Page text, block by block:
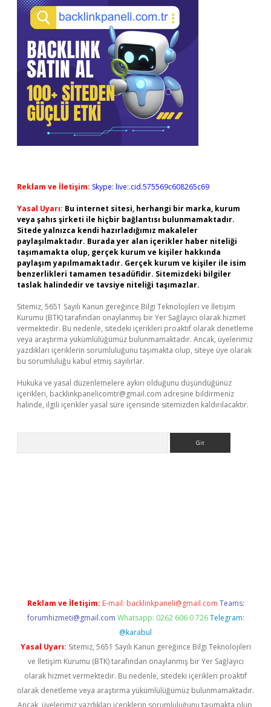
Reklam ve İletişim: Skype: live:.cid.575569c608265c69
Yasal Uyarı: Bu internet sitesi, herhangi bir marka, kurum
veya şahıs şirketi ile hiçbir bağlantısı bulunmamaktadır.
Sitede yalnızca kendi hazırladığımız makaleler
paylaşılmaktadır. Burada yer alan içerikler haber niteliği
taşımamakta olup, gerçek kurum ve kişiler hakkında
paylaşım yapılmamaktadır. Gerçek kurum ve kişiler ile isim
benzerlikleri tamamen tesadüfidir. Sitemizdeki bilgiler
taslak halindedir ve tavsiye niteliği taşımazlar.
Sitemiz, 5651 Sayılı Kanun gereğince Bilgi Teknolojileri ve İletişim
Kurumu (BTK) tarafından onaylanmış bir Yer Sağlayıcı olarak hizmet
vermektedir. Bu nedenle, sitedeki içerikleri proaktif olarak denetleme
veya araştırma yükümlülüğümüz bulunmamaktadır. Ancak, üyelerimiz
yazdıkları içeriklerin sorumluluğunu taşımakta olup, siteye üye olarak
bu sorumluluğu kabul etmiş sayılırlar.
Hukuka ve yasal düzenlemelere aykırı olduğunu düşündüğünüz
içerikleri, backlinkpanelicomtr@gmail.com adresine bildirmeniz
halinde, ilgili içerikler yasal süre içerisinde sitemizden kaldırılacaktır.
Reklam ve İletişim: E-mail: backlinkpaneli@gmail.com Teams:
forumhizmeti@gmail.com Whatsapp: 0262 606 0 726 Telegram:
@karabul
Yasal Uyarı: Sitemiz, 5651 Sayılı Kanun gereğince Bilgi Teknolojileri
ve İletişim Kurumu (BTK) tarafından onaylanmış bir Yer Sağlayıcı
olarak hizmet vermektedir. Bu nedenle, sitedeki içerikleri proaktif
olarak denetleme veya araştırma yükümlülüğümüz bulunmamaktadır.
Ancak, üyelerimiz yazdıkları içeriklerin sorumluluğunu taşımakta olup,